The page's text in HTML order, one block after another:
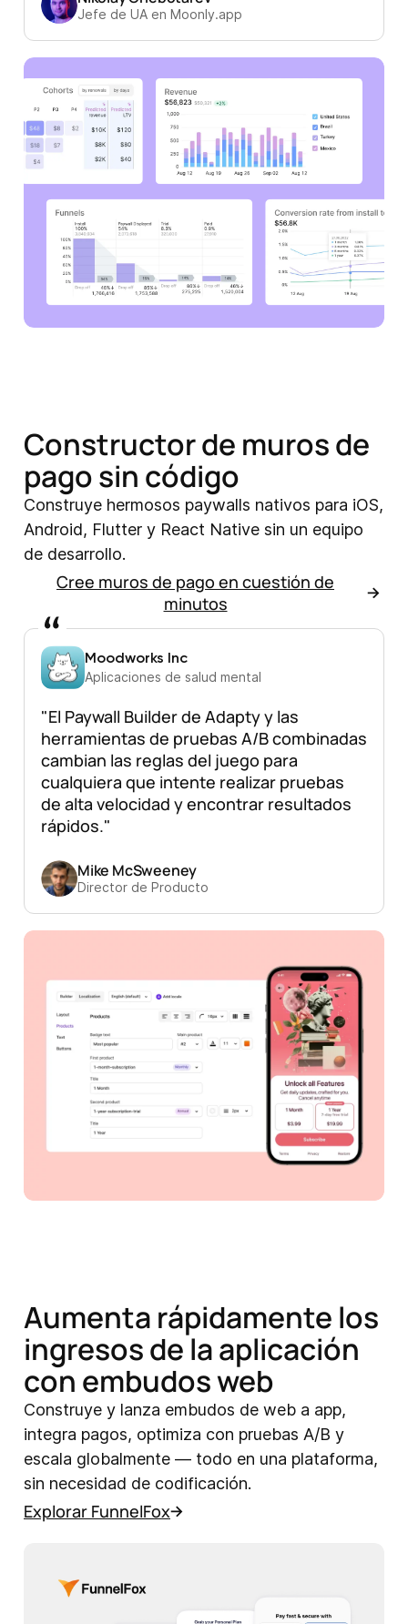
Jefe de UA en Moonly.app
Constructor de muros de
pago sin código
Construye hermosos paywalls nativos para iOS,
Android, Flutter y React Native sin un equipo
de desarrollo.
Cree muros de pago en cuestión de
minutos
Moodworks Inc
Aplicaciones de salud mental
"El Paywall Builder de Adapty y las
herramientas de pruebas A/B combinadas
cambian las reglas del juego para
cualquiera que intente realizar pruebas
de alta velocidad y encontrar resultados
rápidos."
Mike McSweeney
Director de Producto
Aumenta rápidamente los
ingresos de la aplicación
con embudos web
Construye y lanza embudos de web a app,
integra pagos, optimiza con pruebas A/B y
escala globalmente — todo en una plataforma,
sin necesidad de codificación.
Explorar FunnelFox